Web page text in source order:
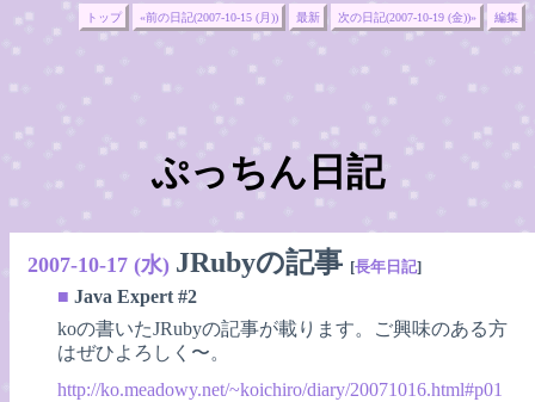
トップ «前の日記(2007-10-15 (月)) 最新 次の日記(2007-10-19 (金))» 編集
ぷっちん日記
2007-10-17 (水) JRubyの記事 [長年日記]
■ Java Expert #2
koの書いたJRubyの記事が載ります。ご興味のある方
はぜひよろしく〜。
http://ko.meadowy.net/~koichiro/diary/20071016.html#p01